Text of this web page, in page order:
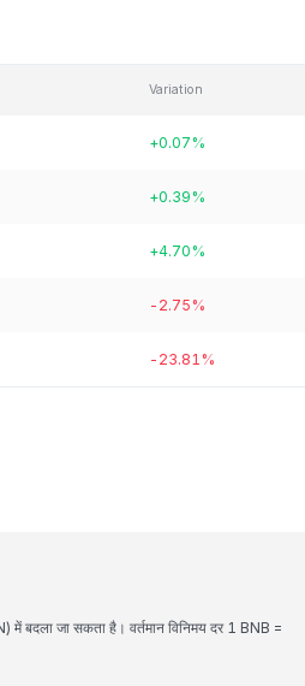
Variation
+0.07%
+0.39%
+4.70%
-2.75%
-23.81%
बदला जा सकता है। वर्तमान विनिमय दर 1 BNB =